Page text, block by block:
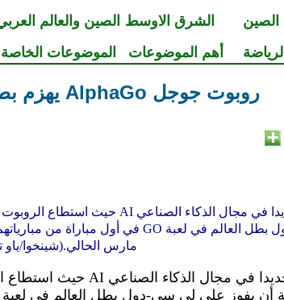
الصين الشرق الاوسط الصين والعالم
الرياضة أهم الموضوعات الموضوعات الخاصة
روبوت جوجل AlphaGo يهزم بطل العالم في لعبة Go
مارس الحالي.(شينخوا/